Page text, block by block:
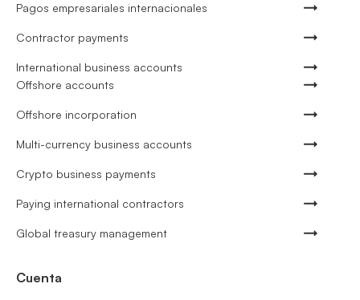
Pagos empresariales internacionales
Contractor payments
International business accounts
Offshore accounts
Offshore incorporation
Multi-currency business accounts
Crypto business payments
Paying international contractors
Global treasury management
Cuenta